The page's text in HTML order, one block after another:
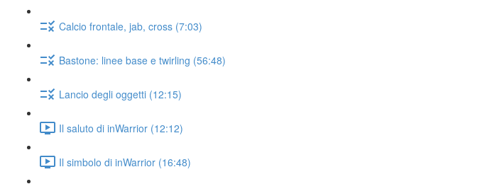
Calcio frontale, jab, cross (7:03)
Bastone: linee base e twirling (56:48)
Lancio degli oggetti (12:15)
Il saluto di inWarrior (12:12)
Il simbolo di inWarrior (16:48)